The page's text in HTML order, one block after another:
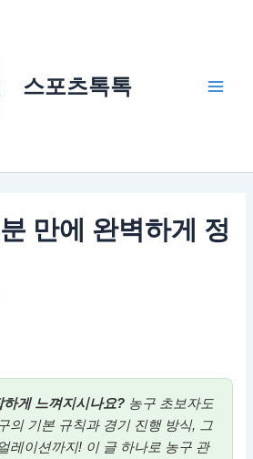
스포츠톡톡
만에 완벽하게 정
게 느껴지시나요? 농구 초보자도
의 기본 규칙과 경기 진행 방식, 그
레이션까지! 이 글 하나로 농구 관